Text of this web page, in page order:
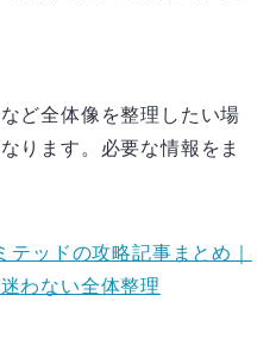
ど全体像を整理したい場
ります。必要な情報をま
ッドの攻略記事まとめ｜
わない全体整理